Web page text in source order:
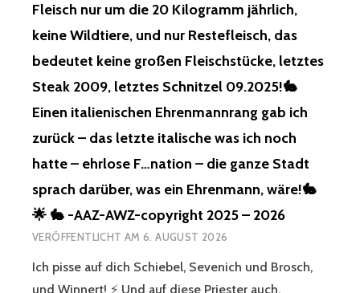
STAND IM
DLICHEN BE
REICH! 🍦
ADE UN
D LA
CH IN
RU
🌟
DA
N KI
Fleisch nur um die 20 Kilogramm jährlich,
keine Wildtiere, und nur Restefleisch, das
bedeutet keine großen Fleischstücke, letztes
Steak 2009, letztes Schnitzel 09.2025!🐇
Einen italienischen Ehrenmannrang gab ich
zurück – das letzte italische was ich noch
hatte – ehrlose F…nation – die ganze Stadt
sprach darüber, was ein Ehrenmann, wäre!🐇
🌟 🐇 -AAZ-AWZ-copyright 2025 – 2026
VERÖFFENTLICHT AM6. AUGUST 2026
Ich pisse auf dich Schiebel, Sevenich und Brosch,
und Winnert! ⚡️ Und auf diese Priester auch,